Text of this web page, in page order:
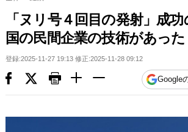
の
サ
イ
ト
の
リ
「ヌリ号４回目の発射」成
国の民間企業の技術があった
登録:2025-11-27 19:13 修正:2025-11-28 09:12
Google